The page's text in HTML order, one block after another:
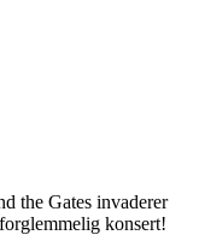
the Gates invaderer
konsert!